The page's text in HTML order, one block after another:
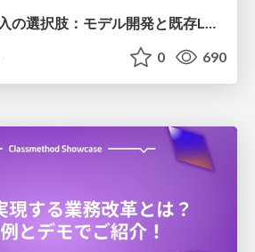
250410_生成AI導入の選択肢：モデル開発と既存LLM活用の比較と選択基準
0 690